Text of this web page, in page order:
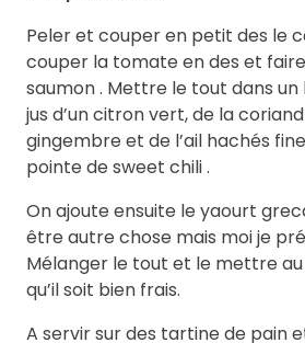
Peler et couper en petit des le
couper la tomate en des et
saumon . Mettre le tout dans
jus d’un citron vert, de la
gingembre et de l’ail hachés
pointe de sweet chili .
On ajoute ensuite le yaourt
être autre chose mais moi je
Mélanger le tout et le mettre au
qu’il soit bien frais.
A servir sur des tartine de pain